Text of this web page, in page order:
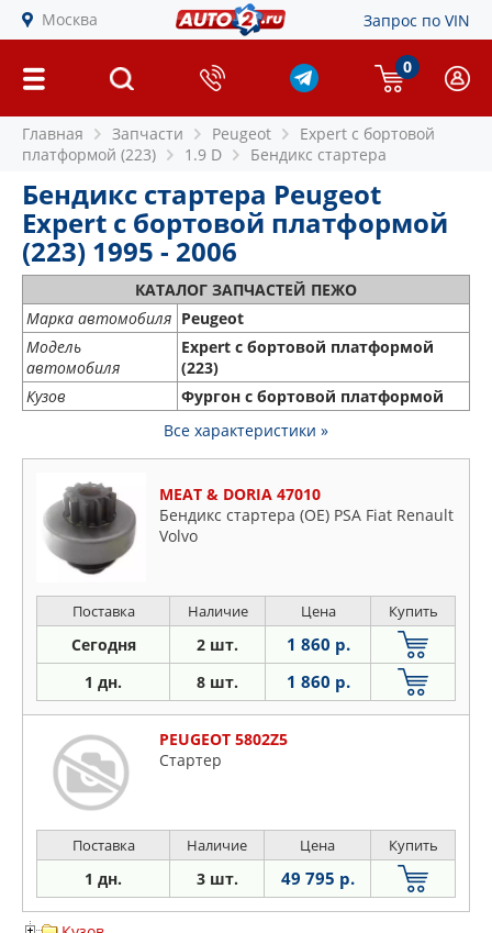
Москва Запрос по VIN
0
Главная Запчасти Peugeot
Expert c бортовой
платформой (223)
1.9 D Бендикс стартера
Бендикс стартера Peugeot
Expert c бортовой платформой
(223) 1995 - 2006
КАТАЛОГ ЗАПЧАСТЕЙ ПЕЖО
Марка автомобиля Peugeot
Модель
автомобиля
Expert c бортовой платформой
(223)
Кузов
Фургон с бортовой платформой
Все характеристики »
MEAT & DORIA 47010
Бендикс стартера (OE) PSA Fiat Renault
Volvo
Поставка Наличие Цена Купить
Сегодня 2 шт. 1 860 р.
1 дн. 8 шт. 1 860 р.
PEUGEOT 5802Z5
Стартер
Поставка Наличие Цена Купить
1 дн. 3 шт. 49 795 р.